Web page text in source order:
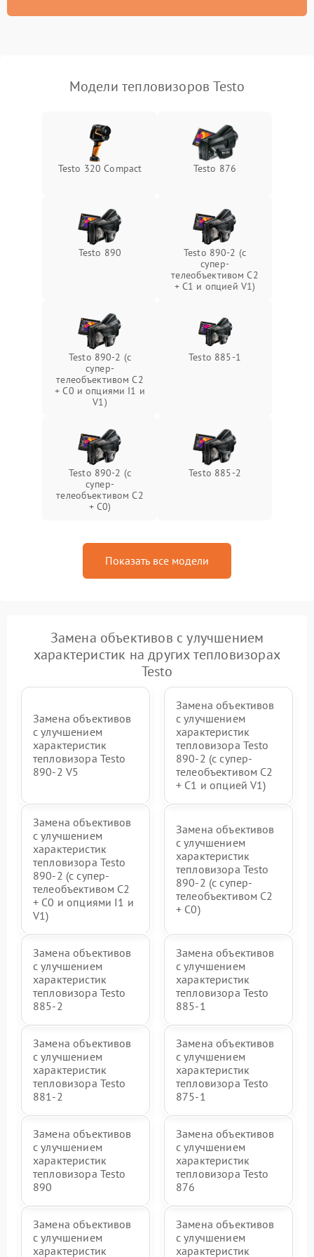
Модели тепловизоров Testo
Testo 320 Compact Testo 876
Testo 890
Testo 890-2 (c
супер-
телеобъективом C2
+ C1 и опцией V1)
Testo 890-2 (c
супер-
телеобъективом C2
+ C0 и опциями I1 и
V1)
Testo 885-1
Testo 890-2 (c
супер-
телеобъективом C2
+ C0)
Testo 885-2
Показать все модели
Замена объективов с улучшением
характеристик на других тепловизорах
Testo
Замена объективов
с улучшением
характеристик
тепловизора Testo
890-2 V5
Замена объективов
с улучшением
характеристик
тепловизора Testo
890-2 (c супер-
телеобъективом C2
+ C1 и опцией V1)
Замена объективов
с улучшением
характеристик
тепловизора Testo
890-2 (c супер-
телеобъективом C2
+ C0 и опциями I1 и
V1)
Замена объективов
с улучшением
характеристик
тепловизора Testo
890-2 (c супер-
телеобъективом C2
+ C0)
Замена объективов
с улучшением
характеристик
тепловизора Testo
885-2
Замена объективов
с улучшением
характеристик
тепловизора Testo
885-1
Замена объективов
с улучшением
характеристик
тепловизора Testo
881-2
Замена объективов
с улучшением
характеристик
тепловизора Testo
875-1
Замена объективов
с улучшением
характеристик
тепловизора Testo
890
Замена объективов
с улучшением
характеристик
тепловизора Testo
876
Замена объективов
с улучшением
характеристик
Замена объективов
с улучшением
характеристик